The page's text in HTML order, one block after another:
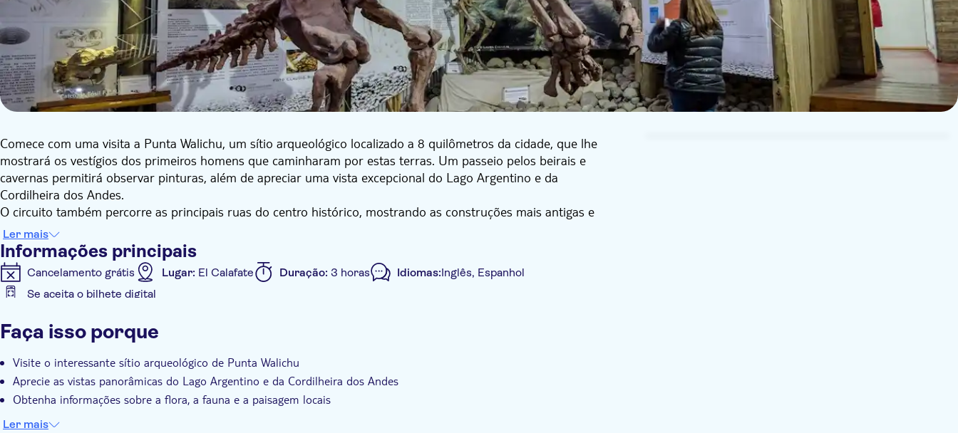
Comece com uma visita a Punta Walichu, um sítio arqueológico localizado a 8 quilômetros da cidade, que lhe
mostrará os vestígios dos primeiros homens que caminharam por estas terras. Um passeio pelos beirais e
cavernas permitirá observar pinturas, além de apreciar uma vista excepcional do Lago Argentino e da
Cordilheira dos Andes.
O circuito também percorre as principais ruas do centro histórico, mostrando as construções mais antigas e
também os atuais edifícios do centro cívico. O guia irá mostrar-lhe a flora, a fauna e outros detalhes
interessantes que esta aldeia possui.
Visite o Passeio Costeiro e a Baía Redonda, a poucos metros da costa do Lago Argentino, onde poderá observar
a abundante avifauna local.
Ler mais
Informações principais
Cancelamento grátis Lugar: El Calafate Duração: 3 horas Idiomas:Inglês, Espanhol
Se aceita o bilhete digital
Confirmação instantânea
Grupo padrão
Pick up no hotel Transporte incluído
Faça isso porque
Visite o interessante sítio arqueológico de Punta Walichu
Aprecie as vistas panorâmicas do Lago Argentino e da Cordilheira dos Andes
Obtenha informações sobre a flora, a fauna e a paisagem locais
Ler mais